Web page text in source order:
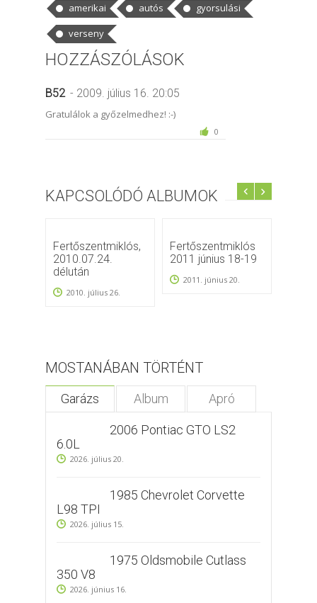
amerikai
autós
gyorsulási
verseny
HOZZÁSZÓLÁSOK
B52 - 2009. július 16. 20:05
Gratulálok a győzelmedhez! :-)
0
KAPCSOLÓDÓ ALBUMOK
Fertőszentmiklós,
2010.07.24.
délután
2010. július 26.
Fertőszentmiklós
2011 június 18-19
2011. június 20.
MOSTANÁBAN TÖRTÉNT
Garázs Album Apró
2006 Pontiac GTO LS2
6.0L
2026. július 20.
1985 Chevrolet Corvette
L98 TPI
2026. július 15.
1975 Oldsmobile Cutlass
350 V8
2026. június 16.